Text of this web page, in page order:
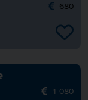
680
1 080